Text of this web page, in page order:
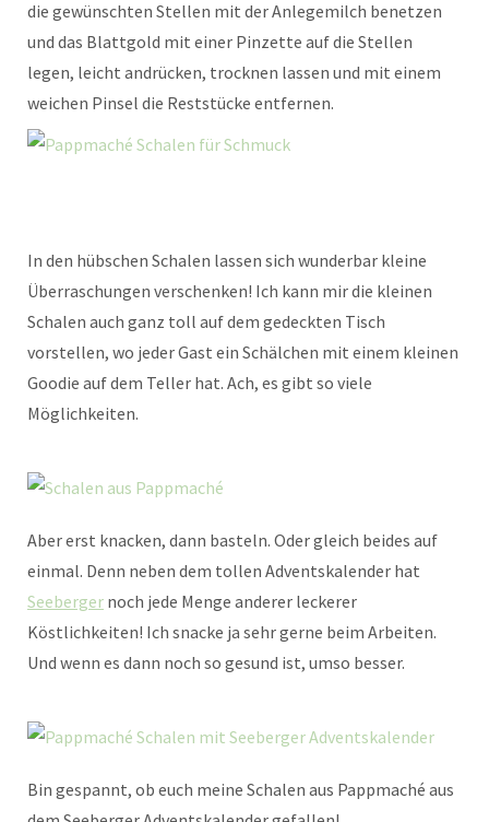
die gewünschten Stellen mit der Anlegemilch benetzen
und das Blattgold mit einer Pinzette auf die Stellen
legen, leicht andrücken, trocknen lassen und mit einem
weichen Pinsel die Reststücke entfernen.
In den hübschen Schalen lassen sich wunderbar kleine
Überraschungen verschenken! Ich kann mir die kleinen
Schalen auch ganz toll auf dem gedeckten Tisch
vorstellen, wo jeder Gast ein Schälchen mit einem kleinen
Goodie auf dem Teller hat. Ach, es gibt so viele
Möglichkeiten.
Aber erst knacken, dann basteln. Oder gleich beides auf
einmal. Denn neben dem tollen Adventskalender hat
Seeberger noch jede Menge anderer leckerer
Köstlichkeiten! Ich snacke ja sehr gerne beim Arbeiten.
Und wenn es dann noch so gesund ist, umso besser.
Bin gespannt, ob euch meine Schalen aus Pappmaché aus